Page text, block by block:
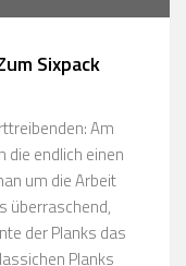
Sixpack
Am
die endlich einen
um die Arbeit
überraschend,
der Planks das
Planks